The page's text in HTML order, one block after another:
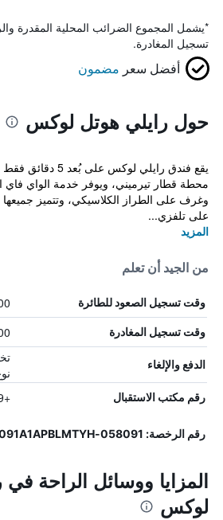
*يشمل المجموع الضرائب المحلية المقدرة
تسجيل المغادرة.
أفضل سعر مضمون
حول رايلي هوتل لوكس
يقع فندق رايلي لوكس
محطة قطار تيرميني، ويوفر خدمة الواي فاي
وغرف على الطراز الكلاسيكي، وتتميز جميعها
على تلفزي...
المزيد
من الجيد أن تعلم
وقت تسجيل الصعود للطائرة
وقت تسجيل المغادرة
الدفع والإلغاء
رقم مكتب الاستقبال +39 064 441 692
رقم الرخصة: 058091-ALB-01033, IT058091A1APBLMTYH
المزايا ووسائل الراحة
لوكس